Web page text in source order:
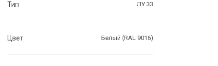
Тип ЛУ 33
Цвет Белый (RAL 9016)